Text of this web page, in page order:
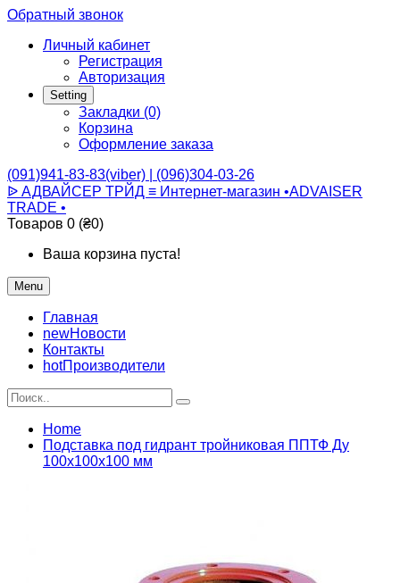
Обратный звонок
Личный кабинет
Регистрация
Авторизация
Setting
Закладки (0)
Корзина
Оформление заказа
(091)941-83-83(viber) | (096)304-03-26
ᐉ АДВАЙСЕР ТРЙД ≡ Интернет-магазин •ADVAISER
TRADE •
Товаров 0 (₴0)
Ваша корзина пуста!
Menu
Главная
newНовости
Контакты
hotПроизводители
Home
Подставка под гидрант тройниковая ППТФ Ду
100х100х100 мм